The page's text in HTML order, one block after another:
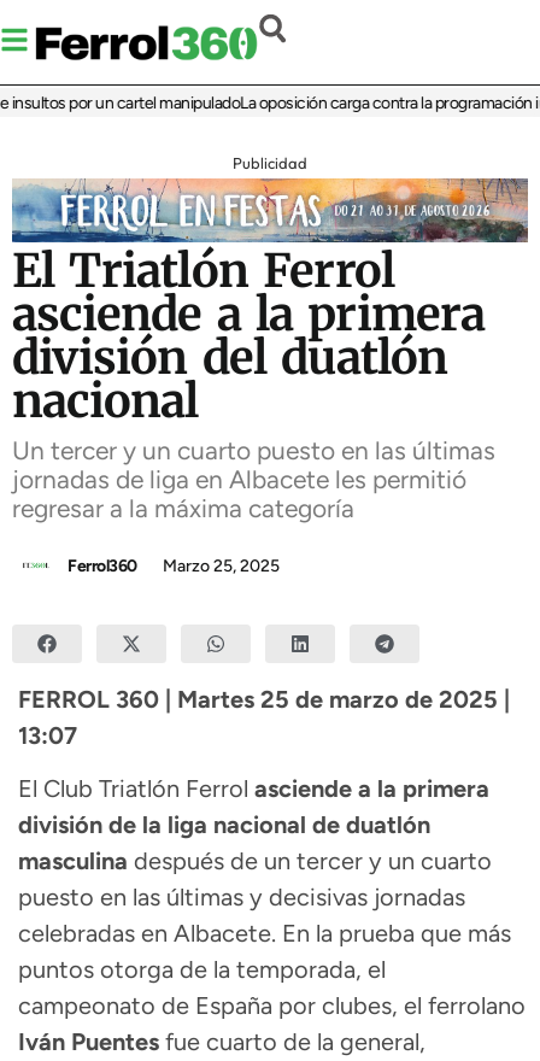
por un cartel manipuladoLa oposición carga contra la programación
Publicidad
El Triatlón Ferrol
asciende a la primera
división del duatlón
nacional
Un tercer y un cuarto puesto en las últimas
jornadas de liga en Albacete les permitió
regresar a la máxima categoría
Ferrol360 Marzo 25, 2025
FERROL 360 | Martes 25 de marzo de 2025 |
13:07
El Club Triatlón Ferrol asciende a la primera
división de la liga nacional de duatlón
masculina después de un tercer y un cuarto
puesto en las últimas y decisivas jornadas
celebradas en Albacete. En la prueba que más
puntos otorga de la temporada, el
campeonato de España por clubes, el ferrolano
Iván Puentes fue cuarto de la general,